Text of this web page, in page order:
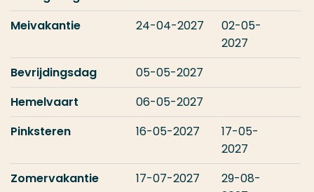
Meivakantie
24-04-2027
02-05-
2027
Bevrijdingsdag
05-05-2027
Hemelvaart
06-05-2027
Pinksteren
16-05-2027
17-05-
2027
Zomervakantie
17-07-2027
29-08-